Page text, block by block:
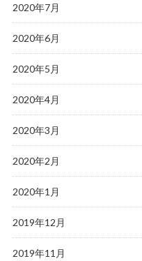
2020年7月
2020年6月
2020年5月
2020年4月
2020年3月
2020年2月
2020年1月
2019年12月
2019年11月